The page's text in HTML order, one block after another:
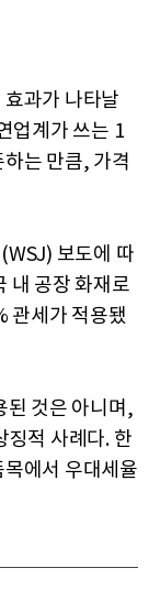
과가 나타날
업계가 쓰는 1
는 만큼, 가격
보도에 따
내 공장 화재로
관세가 적용됐
된 것은 아니며,
징적 사례다. 한
에서 우대세율